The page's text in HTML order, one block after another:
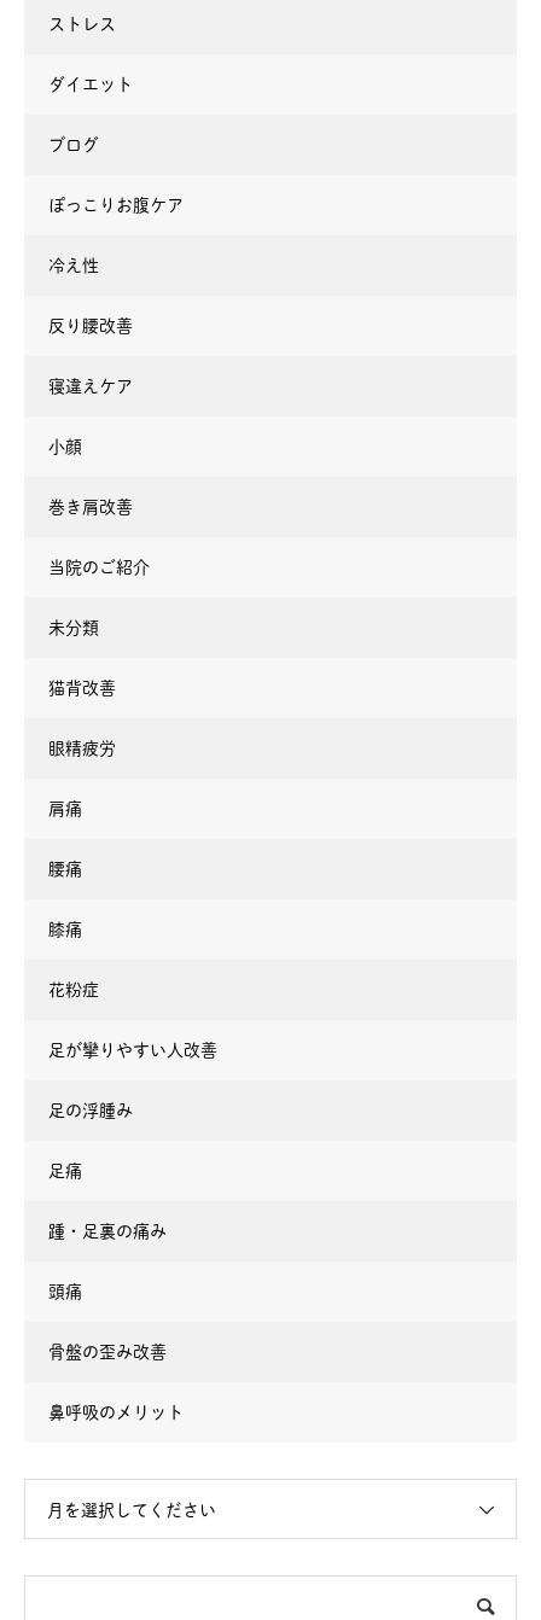
ストレス
ダイエット
ブログ
ぽっこりお腹ケア
冷え性
反り腰改善
寝違えケア
小顔
巻き肩改善
当院のご紹介
未分類
猫背改善
眼精疲労
肩痛
腰痛
膝痛
花粉症
足が攣りやすい人改善
足の浮腫み
足痛
踵・足裏の痛み
頭痛
骨盤の歪み改善
鼻呼吸のメリット
月を選択してください